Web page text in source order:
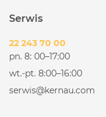
Serwis
22 243 70 00
pn. 8: 00–17:00
wt.-pt. 8:00–16:00
serwis@kernau.com